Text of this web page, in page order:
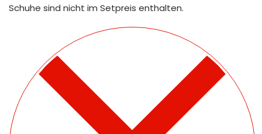
Schuhe sind nicht im Setpreis enthalten.